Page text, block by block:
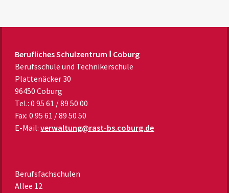
Berufliches Schulzentrum Ⅰ Coburg
Berufsschule und Technikerschule
Plattenäcker 30
96450 Coburg
Tel.: 0 95 61 / 89 50 00
Fax: 0 95 61 / 89 50 50
E-Mail:verwaltung@rast-bs.coburg.de
Berufsfachschulen
Allee 12